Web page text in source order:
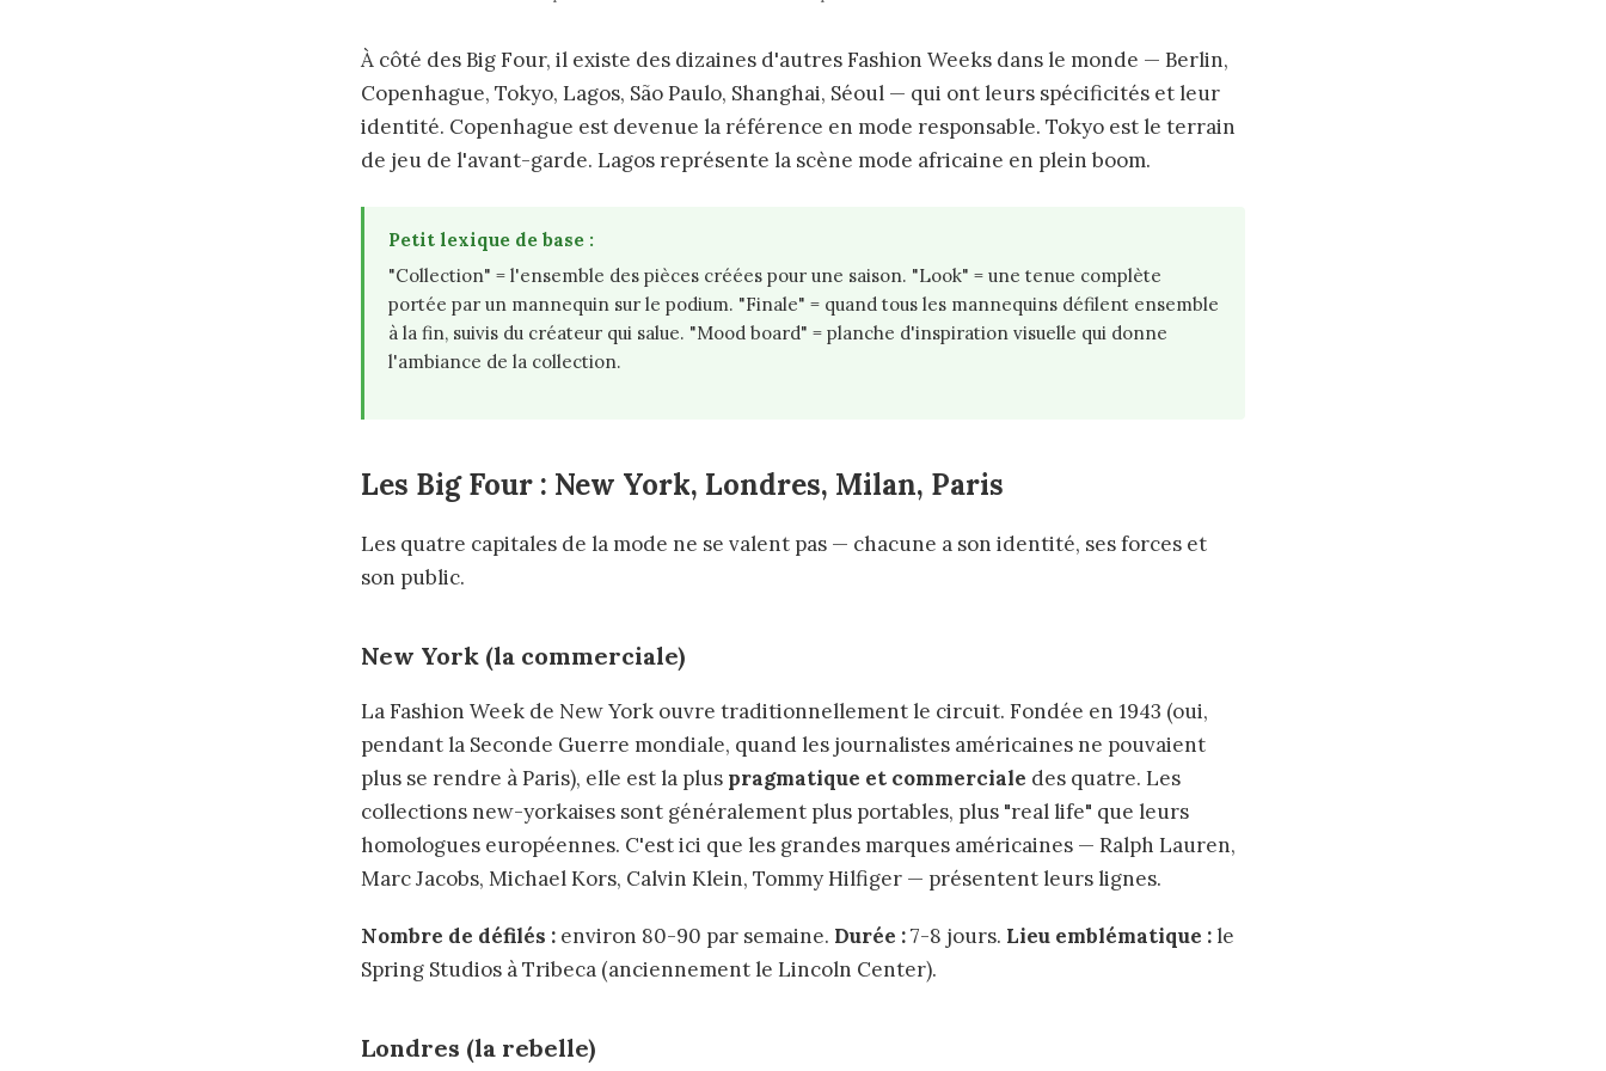
À côté des Big Four, il existe des dizaines d'autres Fashion Weeks dans le monde — Berlin,
Copenhague, Tokyo, Lagos, São Paulo, Shanghai, Séoul — qui ont leurs spécificités et leur
identité. Copenhague est devenue la référence en mode responsable. Tokyo est le terrain
de jeu de l'avant-garde. Lagos représente la scène mode africaine en plein boom.
Petit lexique de base :
"Collection" = l'ensemble des pièces créées pour une saison. "Look" = une tenue complète
portée par un mannequin sur le podium. "Finale" = quand tous les mannequins défilent ensemble
à la fin, suivis du créateur qui salue. "Mood board" = planche d'inspiration visuelle qui donne
l'ambiance de la collection.
Les Big Four : New York, Londres, Milan, Paris
Les quatre capitales de la mode ne se valent pas — chacune a son identité, ses forces et
son public.
New York (la commerciale)
La Fashion Week de New York ouvre traditionnellement le circuit. Fondée en 1943 (oui,
pendant la Seconde Guerre mondiale, quand les journalistes américaines ne pouvaient
plus se rendre à Paris), elle est la plus pragmatique et commerciale des quatre. Les
collections new-yorkaises sont généralement plus portables, plus "real life" que leurs
homologues européennes. C'est ici que les grandes marques américaines — Ralph Lauren,
Marc Jacobs, Michael Kors, Calvin Klein, Tommy Hilfiger — présentent leurs lignes.
Nombre de défilés : environ 80-90 par semaine. Durée :7-8 jours. Lieu emblématique :le
Spring Studios à Tribeca (anciennement le Lincoln Center).
Londres (la rebelle)